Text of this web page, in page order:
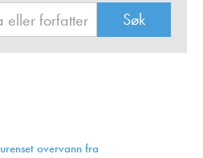
overvann fra